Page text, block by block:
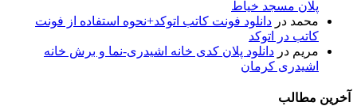
پلان مسجد خیاط
محمد در دانلود فونت کاتب اتوکد+نحوه استفاده از فونت
کاتب در اتوکد
مریم در دانلود پلان کدی خانه اشیدری-نما و برش خانه
اشیدری کرمان
آخرین مطالب